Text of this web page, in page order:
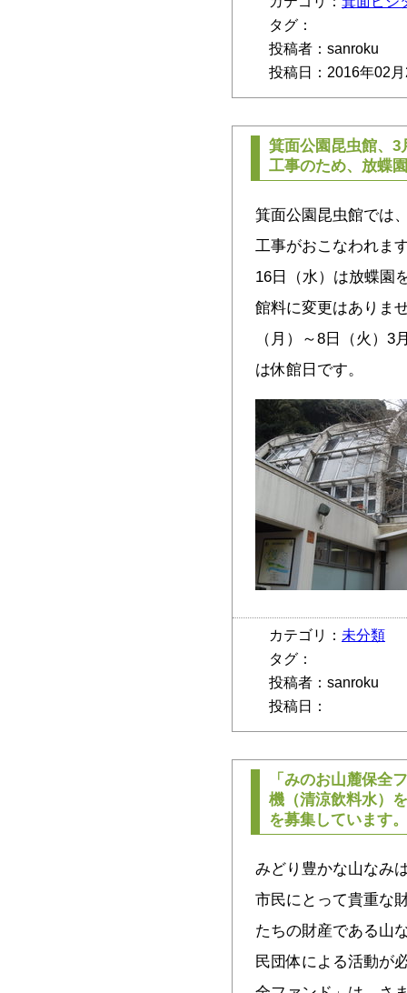
タグ：
投稿者：sanroku
投稿日：2016年02
箕面公園昆虫館、3
工事のため、放蝶
箕面公園昆虫館では
工事がおこなわれま
16日（水）は放蝶園
館料に変更はありま
（月）～8日（火）
は休館日です。
カテゴリ： 未分類
タグ：
投稿者：sanroku
投稿日：
「みのお山麓保全
機（清涼飲料水）
を募集しています。
みどり豊かな山なみ
市民にとって貴重な
たちの財産である山
民団体による活動が